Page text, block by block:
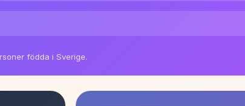
födda i Sverige.